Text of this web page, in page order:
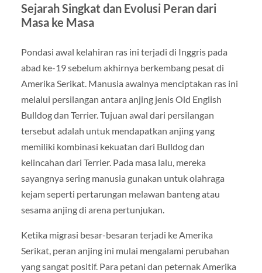
Sejarah Singkat dan Evolusi Peran dari
Masa ke Masa
Pondasi awal kelahiran ras ini terjadi di Inggris pada
abad ke-19 sebelum akhirnya berkembang pesat di
Amerika Serikat. Manusia awalnya menciptakan ras ini
melalui persilangan antara anjing jenis Old English
Bulldog dan Terrier. Tujuan awal dari persilangan
tersebut adalah untuk mendapatkan anjing yang
memiliki kombinasi kekuatan dari Bulldog dan
kelincahan dari Terrier. Pada masa lalu, mereka
sayangnya sering manusia gunakan untuk olahraga
kejam seperti pertarungan melawan banteng atau
sesama anjing di arena pertunjukan.
Ketika migrasi besar-besaran terjadi ke Amerika
Serikat, peran anjing ini mulai mengalami perubahan
yang sangat positif. Para petani dan peternak Amerika